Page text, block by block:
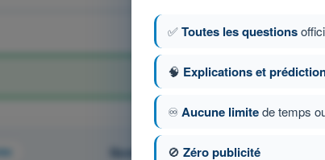
Question 329 sur 977
✅Toutes les questions
🧠 Explications et
♾️Aucune limitede temps
🚫 Zéro publicité